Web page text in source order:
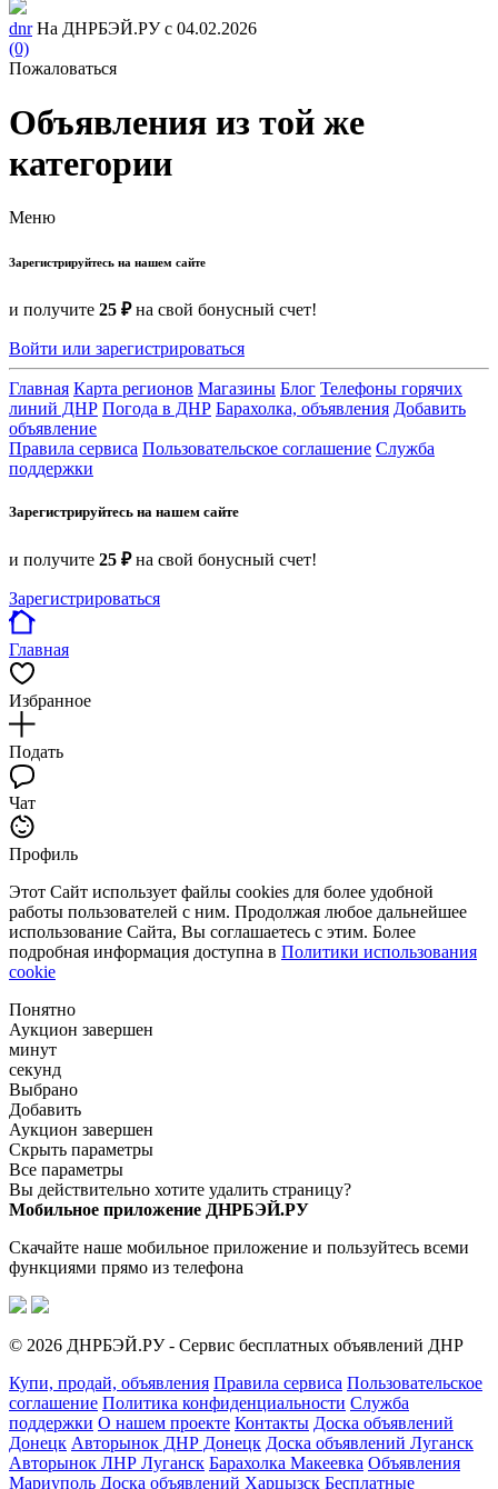
dnr На ДНРБЭЙ.РУ с 04.02.2026
(0)
Пожаловаться
Объявления из той же
категории
Меню
Зарегистрируйтесь на нашем сайте
и получите 25 ₽на свой бонусный счет!
Войти или зарегистрироваться
Главная Карта регионов Магазины Блог Телефоны горячих
линий ДНР Погода в ДНР Барахолка, объявления Добавить
объявление
Правила сервиса Пользовательское соглашение Служба
поддержки
Зарегистрируйтесь на нашем сайте
и получите 25 ₽на свой бонусный счет!
Зарегистрироваться
Главная
Избранное
Подать
Чат
Профиль
Этот Сайт использует файлы cookies для более удобной
работы пользователей с ним. Продолжая любое дальнейшее
использование Сайта, Вы соглашаетесь с этим. Более
подробная информация доступна в Политики использования
cookie
Понятно
Аукцион завершен
минут
секунд
Выбрано
Добавить
Аукцион завершен
Скрыть параметры
Все параметры
Вы действительно хотите удалить страницу?
Мобильное приложение ДНРБЭЙ.РУ
Скачайте наше мобильное приложение и пользуйтесь всеми
функциями прямо из телефона
© 2026 ДНРБЭЙ.РУ - Сервис бесплатных объявлений ДНР
Купи, продай, объявления Правила сервиса Пользовательское
соглашение Политика конфиденциальности Служба
поддержки О нашем проекте Контакты Доска объявлений
Донецк Авторынок ДНР Донецк Доска объявлений Луганск
Авторынок ЛНР Луганск Барахолка Макеевка Объявления
Мариуполь Доска объявлений Харцызск Бесплатные